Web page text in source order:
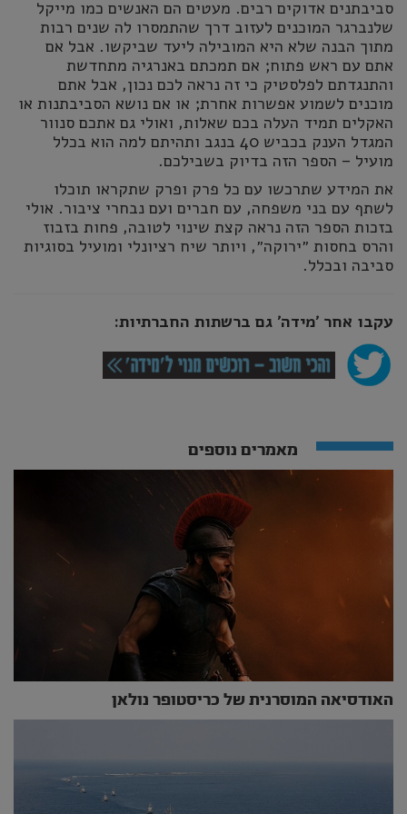
סביבתנים אדוקים רבים. מעטים הם האנשים כמו מייקל
שלנברגר המוכנים לעזוב דרך שהתמסרו לה שנים רבות
מתוך הבנה שלא היא המובילה ליעד שביקשו. אבל אם
אתם עם ראש פתוח; אם תמכתם באנרגיה מתחדשת
והתנגדתם לפלסטיק כי זה נראה לכם נכון, אבל אתם
מוכנים לשמוע אפשרות אחרת; או אם נושא הסביבתנות או
האקלים תמיד העלה בכם שאלות, ואולי גם אתכם סנוור
המגדל הענק בכביש 40 בנגב ותהיתם למה הוא בכלל
מועיל – הספר הזה בדיוק בשבילכם.
את המידע שתרכשו עם כל פרק ופרק שתקראו תוכלו
לשתף עם בני משפחה, עם חברים ועם נבחרי ציבור. אולי
בזכות הספר הזה נראה קצת שינוי לטובה, פחות בזבוז
והרס בחסות ״ירוקה״, ויותר שיח רציונלי ומועיל בסוגיות
סביבה ובכלל.
עקבו אחר ׳מידה׳ גם ברשתות החברתיות:
מאמרים נוספים
האודסיאה המוסרנית של כריסטופר נולאן